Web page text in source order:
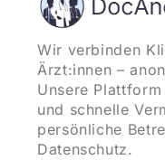
Wir verbinden
Ärzt:innen –
Unsere
und schnelle
persönliche
Datenschutz.